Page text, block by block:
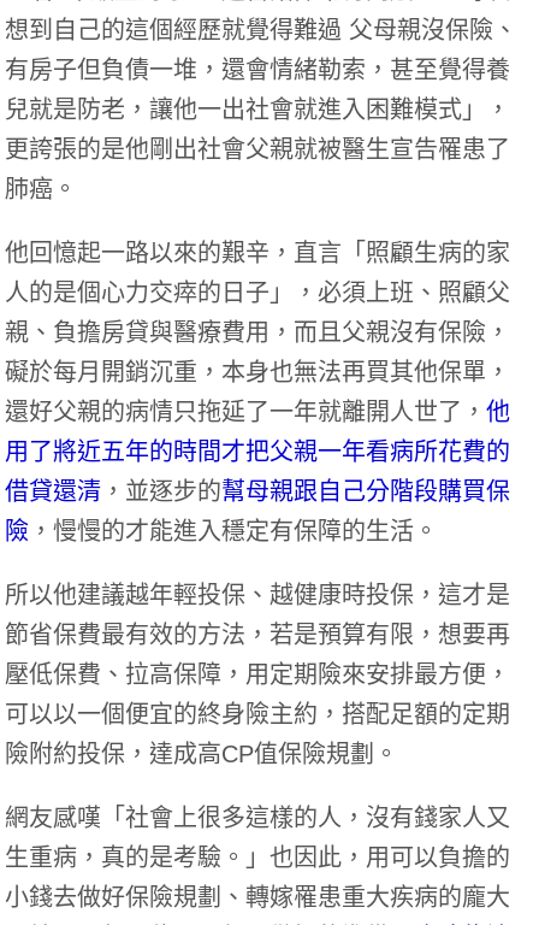
想到自己的這個經歷就覺得難過 父母親沒保險、
有房子但負債一堆，還會情緒勒索，甚至覺得養
兒就是防老，讓他一出社會就進入困難模式」，
更誇張的是他剛出社會父親就被醫生宣告罹患了
肺癌。
他回憶起一路以來的艱辛，直言「照顧生病的家
人的是個心力交瘁的日子」，必須上班、照顧父
親、負擔房貸與醫療費用，而且父親沒有保險，
礙於每月開銷沉重，本身也無法再買其他保單，
還好父親的病情只拖延了一年就離開人世了，他
用了將近五年的時間才把父親一年看病所花費的
借貸還清 ，並逐步的幫母親跟自己分階段購買保
險 ，慢慢的才能進入穩定有保障的生活。
所以他建議越年輕投保、越健康時投保，這才是
節省保費最有效的方法，若是預算有限，想要再
壓低保費、拉高保障，用定期險來安排最方便，
可以以一個便宜的終身險主約，搭配足額的定期
險附約投保，達成高CP值保險規劃。
網友感嘆「社會上很多這樣的人，沒有錢家人又
生重病，真的是考驗。」也因此，用可以負擔的
小錢去做好保險規劃、轉嫁罹患重大疾病的龐大